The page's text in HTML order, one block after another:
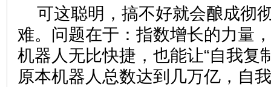
可这聪明，搞不好就会酿成彻
难。问题在于：指数增长的力量
机器人无比快捷，也能让“自我
原本机器人总数达到几万亿，自